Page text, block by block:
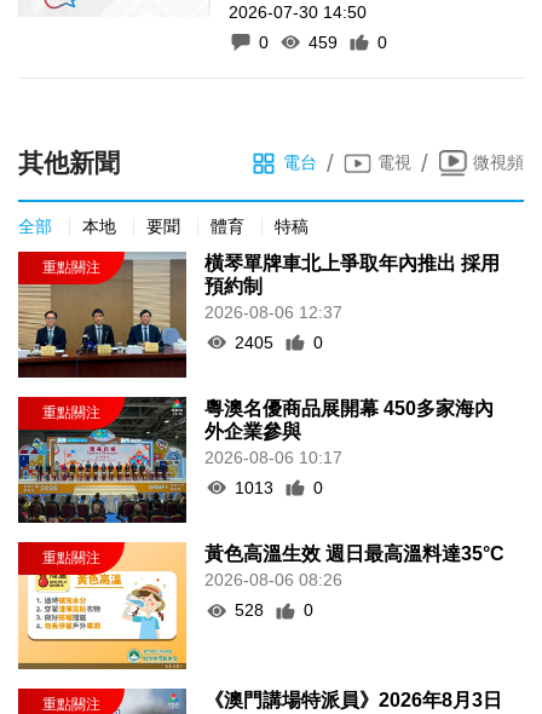
2026-07-30 14:50
0
459 0
其他新聞 電台 / 電視 / 微視頻
全部 本地 要聞 體育 特稿
橫琴單牌車北上爭取年內推出 採用
預約制
2026-08-06 12:37
2405
0
粵澳名優商品展開幕 450多家海內
外企業參與
2026-08-06 10:17
1013
0
黃色高溫生效 週日最高溫料達35°C
2026-08-06 08:26
528
0
《澳門講場特派員》2026年8月3日